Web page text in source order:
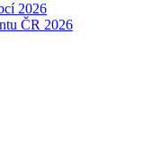
2026
ČR 2026